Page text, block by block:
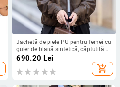
Jachetă de piele PU pentru femei cu
guler de blană sintetică, căptuțită
cu fleece, închidere cu fermoar,
690.20 Lei
add_shopping_cart